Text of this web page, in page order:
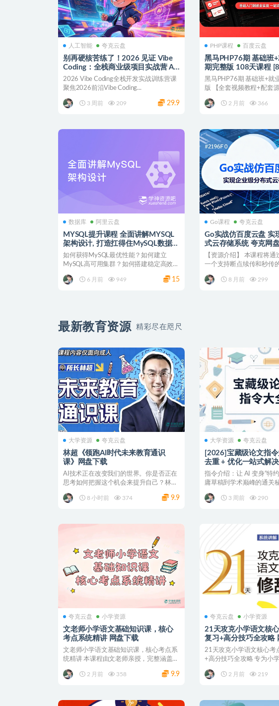
人工智能 夸克云盘
别再硬核苦练了！2026 见证 Vibe
Coding：全栈商业级项目实战营 AI
编程课程 夸克网盘
2026 Vibe Coding全栈开发实战训练营课
聚焦2026前沿Vibe Coding...
3 周前 209 29.9
PHP课程 百度云盘
黑马PHP76期 基础班
期完整版 108天课程
下载
黑马PHP76期 基础班+就
版 【全套视频教程+配套
2 月前
366
数据库 阿里云盘
MYSQL提升课程 全面讲解MYSQL
架构设计, 打造扛得住MySQL数据库
架构｜带源代码 夸克网盘
如何获得MySQL最优性能？如何建立
MySQL高可用集群？如何搭建稳定高效的
6 月前
949 15
Go课程 夸克云盘
Go实战仿百度云盘 实
式云存储系统 夸克网
【资源介绍】 本课程将通
一个支持断点续传和秒传
8 月前
299
最新教育资源 精彩尽在咫尺
大学资源 夸克云盘
林超《领跑AI时代未来教育通识
课》网盘下载
AI技术正在改变我们的世界。你是否正在
思考如何把握这个机会来提升自己？林超
8 小时前
374 9.9
大学资源 夸克云盘
[2026]宝藏级论文指
去重 + 优化一站式解
指令介绍：让 AI 变身“特
庸草稿到学术巅峰的通关
3 周前
290
夸克云盘 小学资源
文老师小学语文基础知识课，核心
考点系统精讲 网盘下载
文老师小学语文基础知识课，核心考点系
统精讲 本课程由文老师亲授，完整涵盖小
2 月前
358 9.9
夸克云盘 小学资源
21天攻克小学语文核
21天攻克小学语文核心考
+高分技巧全攻略 专为小
2 月前
219